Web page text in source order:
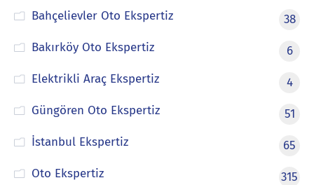
Bahçelievler Oto Ekspertiz
38
Bakırköy Oto Ekspertiz
6
Elektrikli Araç Ekspertiz
4
Güngören Oto Ekspertiz
51
İstanbul Ekspertiz
65
Oto Ekspertiz
315